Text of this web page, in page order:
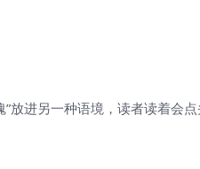
放进另一种语境，读者读着会